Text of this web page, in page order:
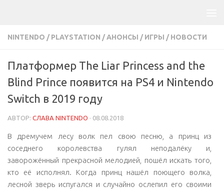
NINTENDO / PLAYSTATION /АНОНСЫ / ИГРЫ / НОВОСТИ
Платформер The Liar Princess and the
Blind Prince появится на PS4 и Nintendo
Switch в 2019 году
АВТОР: СЛАВА NINTENDO · 08.08.2018
В дремучем лесу волк пел свою песню, а принц из
соседнего королевства гулял неподалёку и,
заворожённый прекрасной мелодией, пошёл искать того,
кто её исполнял. Когда принц нашёл поющего волка,
лесной зверь испугался и случайно ослепил его своими